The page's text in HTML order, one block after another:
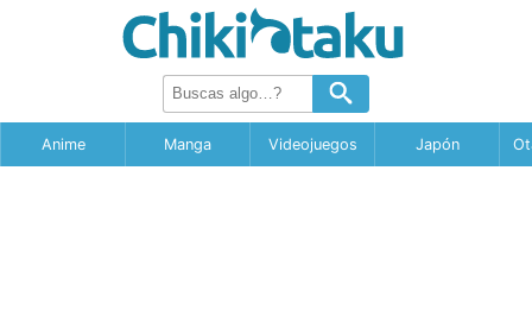
Anime Manga Videojuegos Japón